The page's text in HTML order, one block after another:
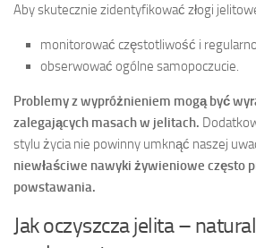
Aby skutecznie zidentyfikować złogi
monitorować częstotliwość i
obserwować ogólne samopoczucie.
Problemy z wypróżnieniem mogą być
zalegających masach w jelitach.
stylu życia nie powinny umknąć naszej
niewłaściwe nawyki żywieniowe często
powstawania.
Jak oczyszcza jelita –